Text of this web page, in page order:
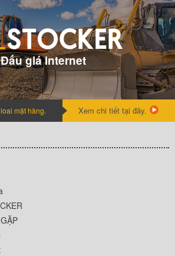
Đấu giá internet
mặt hàng. Xem chi tiết tại đây.